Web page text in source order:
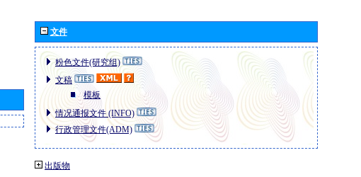
文件
粉色文件(研究组)
文稿
模板
情况通报文件 (INFO)
行政管理文件(ADM)
出版物